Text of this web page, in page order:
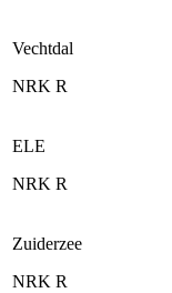
Vechtdal
NRK R
ELE
NRK R
Zuiderzee
NRK R